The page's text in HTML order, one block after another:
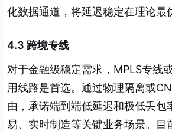
化数据通道，将延迟稳定在理论最
4.3 跨境专线
对于金融级稳定需求，MPLS专线
用线路是首选。通过物理隔离或
由，承诺端到端低延迟和极低丢包
易、实时制造等关键业务场景。目